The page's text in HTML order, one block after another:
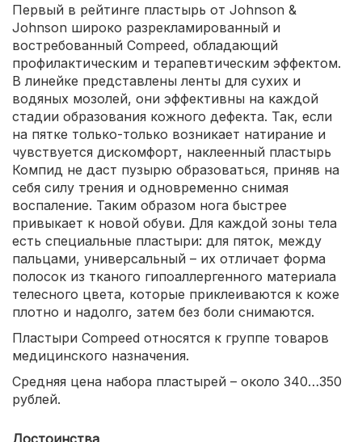
Первый в рейтинге пластырь от Johnson &
Johnson широко разрекламированный и
востребованный Compeed, обладающий
профилактическим и терапевтическим эффектом.
В линейке представлены ленты для сухих и
водяных мозолей, они эффективны на каждой
стадии образования кожного дефекта. Так, если
на пятке только-только возникает натирание и
чувствуется дискомфорт, наклеенный пластырь
Компид не даст пузырю образоваться, приняв на
себя силу трения и одновременно снимая
воспаление. Таким образом нога быстрее
привыкает к новой обуви. Для каждой зоны тела
есть специальные пластыри: для пяток, между
пальцами, универсальный – их отличает форма
полосок из тканого гипоаллергенного материала
телесного цвета, которые приклеиваются к коже
плотно и надолго, затем без боли снимаются.
Пластыри Compeed относятся к группе товаров
медицинского назначения.
Средняя цена набора пластырей – около 340…350
рублей.
Достоинства